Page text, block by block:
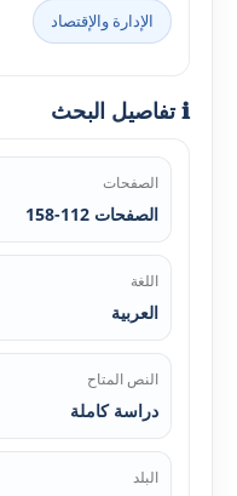
الإدارة والإقتصاد
ℹ️ تفاصيل البحث
الصفحات
الصفحات 112-158
اللغة
العربية
النص المتاح
دراسة كاملة
البلد